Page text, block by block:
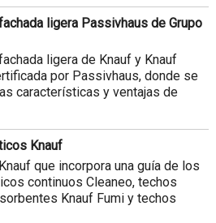
ligera Passivhaus de Grupo
ligera de Knauf y Knauf
por Passivhaus, donde se
características y ventajas de
Knauf
que incorpora una guía de los
continuos Cleaneo, techos
Knauf Fumi y techos